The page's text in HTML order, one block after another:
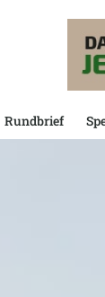
Rundbrief